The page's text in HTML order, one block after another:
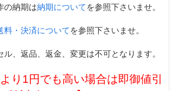
の納期は納期についてを参照下さいませ。
料・決済についてを参照下さいませ。
ル、返品、返金、変更は不可となります。
り1円でも高い場合は即御値引